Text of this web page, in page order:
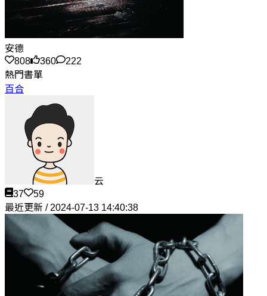
安德
808
360
222
熱門書單
百合
云
37
59
最近更新 / 2024-07-13 14:40:38